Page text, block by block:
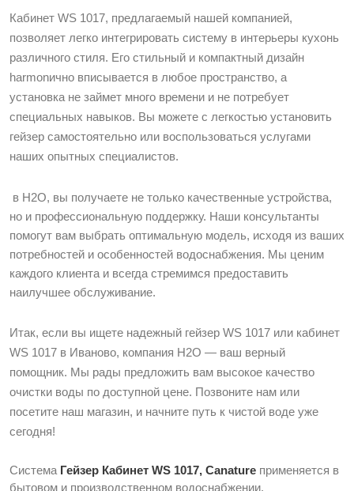
Кабинет WS 1017, предлагаемый нашей компанией,
позволяет легко интегрировать систему в интерьеры кухонь
различного стиля. Его стильный и компактный дизайн
harmonично вписывается в любое пространство, а
установка не займет много времени и не потребует
специальных навыков. Вы можете с легкостью установить
гейзер самостоятельно или воспользоваться услугами
наших опытных специалистов.
в Н2О, вы получаете не только качественные устройства,
но и профессиональную поддержку. Наши консультанты
помогут вам выбрать оптимальную модель, исходя из ваших
потребностей и особенностей водоснабжения. Мы ценим
каждого клиента и всегда стремимся предоставить
наилучшее обслуживание.
Итак, если вы ищете надежный гейзер WS 1017 или кабинет
WS 1017 в Иваново, компания Н2О — ваш верный
помощник. Мы рады предложить вам высокое качество
очистки воды по доступной цене. Позвоните нам или
посетите наш магазин, и начните путь к чистой воде уже
сегодня!
Система Гейзер Кабинет WS 1017, Canature применяется в
бытовом и производственном водоснабжении.